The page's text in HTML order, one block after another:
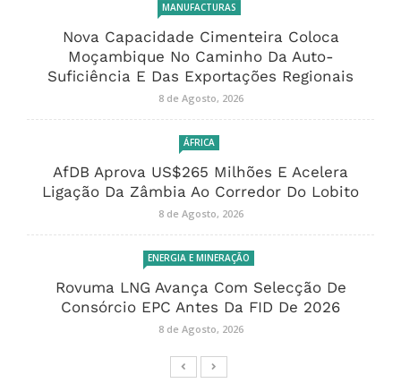
MANUFACTURAS
Nova Capacidade Cimenteira Coloca
Moçambique No Caminho Da Auto-
Suficiência E Das Exportações Regionais
8 de Agosto, 2026
ÁFRICA
AfDB Aprova US$265 Milhões E Acelera
Ligação Da Zâmbia Ao Corredor Do Lobito
8 de Agosto, 2026
ENERGIA E MINERAÇÃO
Rovuma LNG Avança Com Selecção De
Consórcio EPC Antes Da FID De 2026
8 de Agosto, 2026